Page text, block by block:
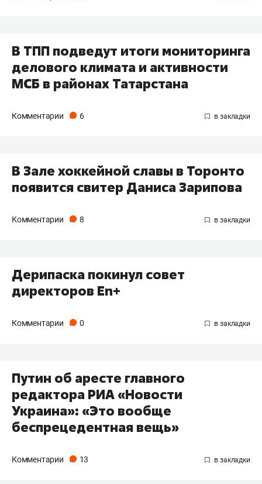
В ТПП подведут итоги мониторинга
делового климата и активности
МСБ в районах Татарстана
Комментарии 6
В Зале хоккейной славы в Торонто
появится свитер Даниса Зарипова
Комментарии 8
Дерипаска покинул совет
директоров En+
Комментарии 0
Путин об аресте главного
редактора РИА «Новости
Украина»: «Это вообще
беспрецедентная вещь»
Комментарии 13